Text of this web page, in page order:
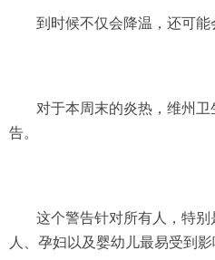
到时候不仅会降温，还可能
对于本周末的炎热，维州
告。
这个警告针对所有人，特
人、孕妇以及婴幼儿最易受到影